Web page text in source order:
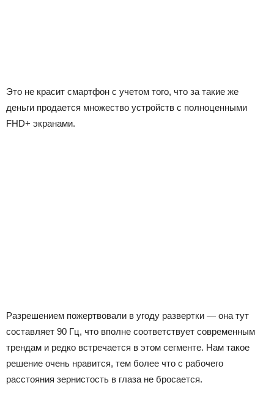
Это не красит смартфон с учетом того, что за такие же
деньги продается множество устройств с полноценными
FHD+ экранами.
Разрешением пожертвовали в угоду развертки — она тут
составляет 90 Гц, что вполне соответствует современным
трендам и редко встречается в этом сегменте. Нам такое
решение очень нравится, тем более что с рабочего
расстояния зернистость в глаза не бросается.